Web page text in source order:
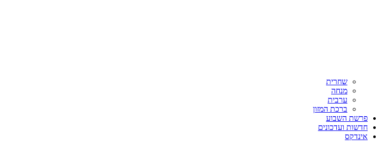
שחרית
מנחה
ערבית
ברכת המזון
פרשת השבוע
חדשות ועדכונים
אינדקס